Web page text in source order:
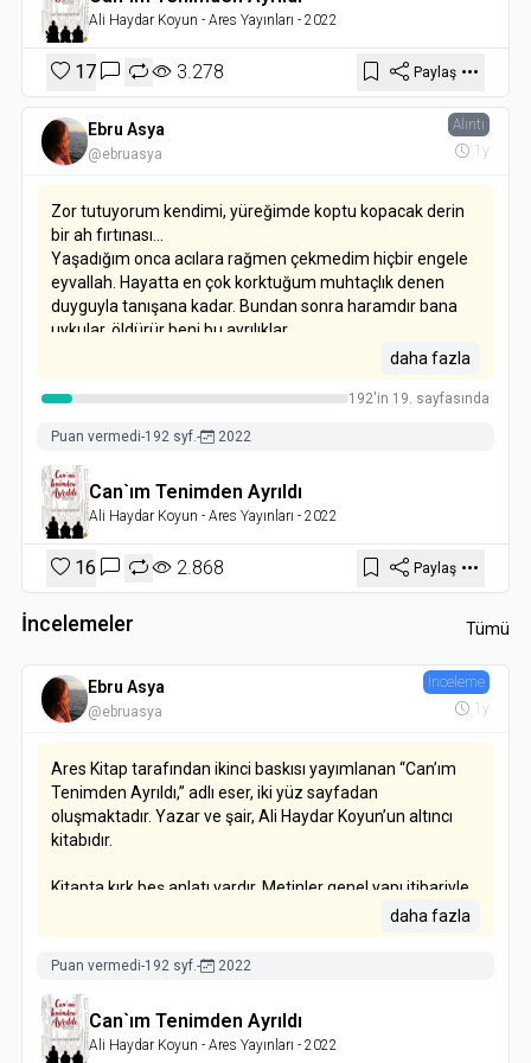
etmektedir.Ali Haydar Koyun - Ares Yayınları - 2022
17 3.278 Paylaş
Ebru Asya
@ebruasya
Alıntı
1y
Zor tutuyorum kendimi, yüreğimde koptu kopacak derin
bir ah fırtınası...
Yaşadığım onca acılara rağmen çekmedim hiçbir engele
eyvallah. Hayatta en çok korktuğum muhtaçlık denen
duyguyla tanışana kadar. Bundan sonra haramdır bana
uykular, öldürür beni bu ayrılıklar.
daha fazla
192'in 19. sayfasında
Puan vermedi-192 syf.- 2022
Can`ım Tenimden Ayrıldı
Ali Haydar Koyun - Ares Yayınları - 2022
16 2.868 Paylaş
İncelemeler Tümü
Ebru Asya
@ebruasya
İnceleme
1y
Ares Kitap tarafından ikinci baskısı yayımlanan “Can’ım
Tenimden Ayrıldı,” adlı eser, iki yüz sayfadan
oluşmaktadır. Yazar ve şair, Ali Haydar Koyun’un altıncı
kitabıdır.
Kitapta kırk beş anlatı vardır. Metinler genel yapı itibariyle
birkaç sayfadan oluşmuştur. Her bölümün başlangıç
Bu geçişler anlatının duygusal eşiğini belirlerken aynı
Kitabın içeriğine dair bölümde yazar, eseri kaleme alma
gerekçesini açıklamaktadır. Geride yazılı bir eser
daha fazla
Puan vermedi-192 syf.- 2022
Can`ım Tenimden Ayrıldı
Ali Haydar Koyun - Ares Yayınları - 2022